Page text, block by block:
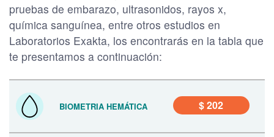
pruebas de embarazo, ultrasonidos, rayos x,
química sanguínea, entre otros estudios en
Laboratorios Exakta, los encontrarás en la tabla que
te presentamos a continuación:
BIOMETRIA HEMÁTICA $ 202